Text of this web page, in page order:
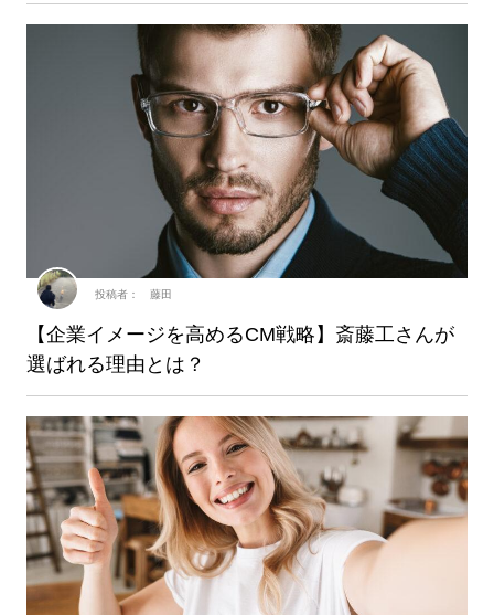
【企業イメージを高めるCM戦略】斎藤工さんが
選ばれる理由とは？
投稿者： 藤田